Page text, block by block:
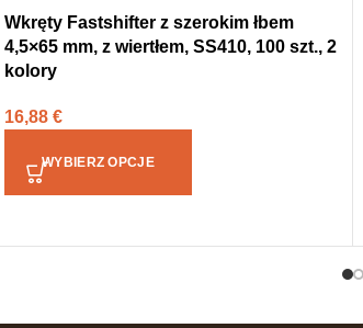
Wkręty Fastshifter z szerokim łbem
4,5×65 mm, z wiertłem, SS410, 100 szt., 2
kolory
16,88 €
WYBIERZ OPCJE